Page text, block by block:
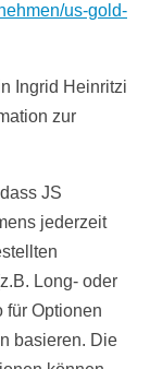
us-gold-
Ingrid Heinritzi
zur
JS
jederzeit
Long- oder
für Optionen
basieren. Die